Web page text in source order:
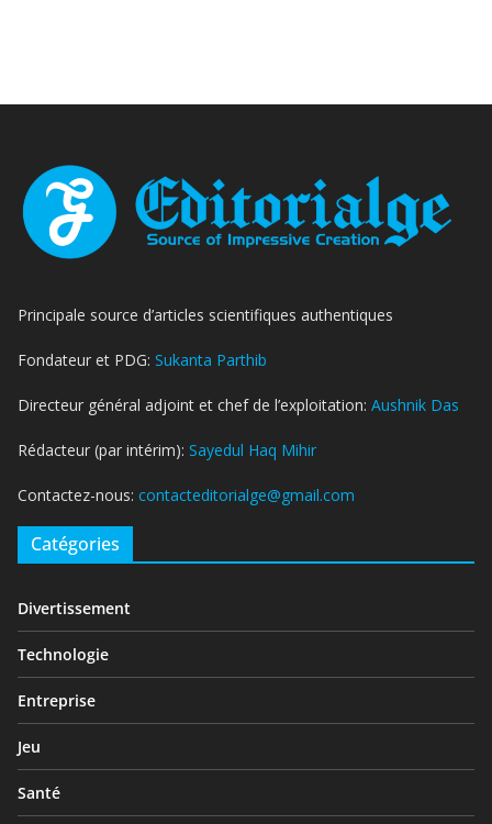
Principale source d’articles scientifiques authentiques
Fondateur et PDG: Sukanta Parthib
Directeur général adjoint et chef de l’exploitation: Aushnik Das
Rédacteur (par intérim): Sayedul Haq Mihir
Contactez-nous: contacteditorialge@gmail.com
Catégories
Divertissement
Technologie
Entreprise
Jeu
Santé